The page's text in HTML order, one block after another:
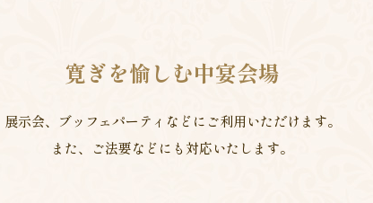
寛ぎを愉しむ中宴会場
展示会、ブッフェパーティなどにご利用いただけます。
また、ご法要などにも対応いたします。